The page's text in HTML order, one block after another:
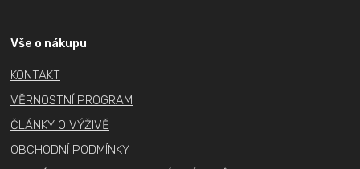
Vše o nákupu
KONTAKT
VĚRNOSTNÍ PROGRAM
ČLÁNKY O VÝŽIVĚ
OBCHODNÍ PODMÍNKY